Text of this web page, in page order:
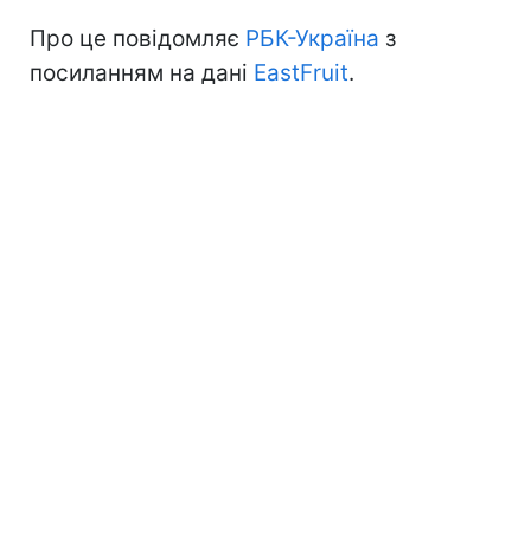
Про це повідомляє РБК-Україна з
посиланням на дані EastFruit.